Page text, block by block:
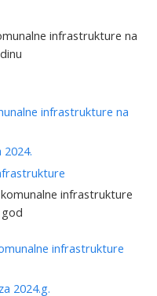
infrastrukture na
infrastrukture na
infrastrukture
infrastrukture
2024.g.